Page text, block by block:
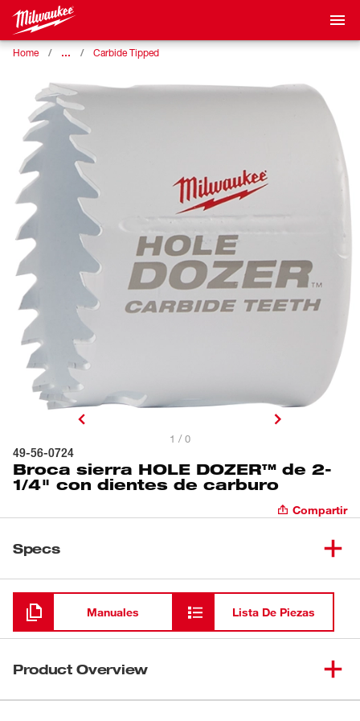
Home … Carbide Tipped
1 / 0
49-56-0724
Broca sierra HOLE DOZER™ de 2-
1/4" con dientes de carburo
Compartir
Specs
Cargando
Manuales Lista De Piezas
Product Overview